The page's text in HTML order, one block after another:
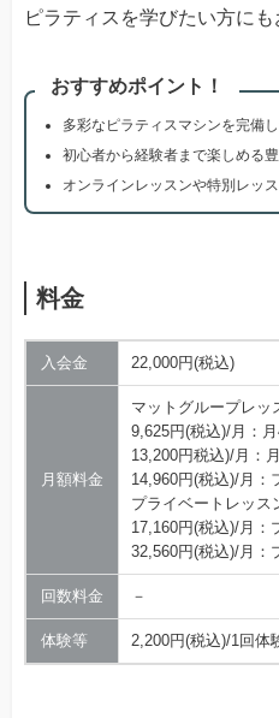
ピラティスを学びたい方にも
おすすめポイント！
多彩なピラティスマシンを完備
初心者から経験者まで楽しめる
オンラインレッスンや特別レッ
料金
入会金 22,000円(税込)
月額料金
マットグループレッ
9,625円(税込)/月：
13,200円税込)/月：
14,960円(税込)/月：
プライベートレッス
17,160円(税込)/月：
32,560円(税込)/月：
回数料金 －
体験等 2,200円(税込)/1回体